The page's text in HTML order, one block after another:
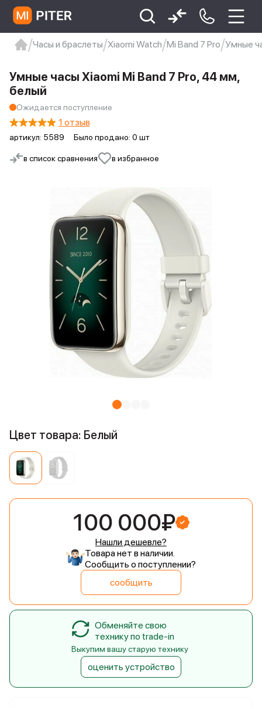
Xiaomi 9 про
xiaomi redmi 12c
Часы и браслеты Xiaomi Watch Mi Band 7 Pro Умные
в список сравнения в избранное
Умные часы Xiaomi Mi Band 7 Pro, 44 мм,
белый
Ожидается поступление
артикул: 5589 Было продано: 0 шт
1 отзыв
Цвет товара: Белый
100 000₽
Нашли дешевле?
Товара нет в наличии.
Сообщить о поступлении?
сообщить
Обменяйте свою
технику по trade-in
Выкупим вашу старую технику
оценить устройство